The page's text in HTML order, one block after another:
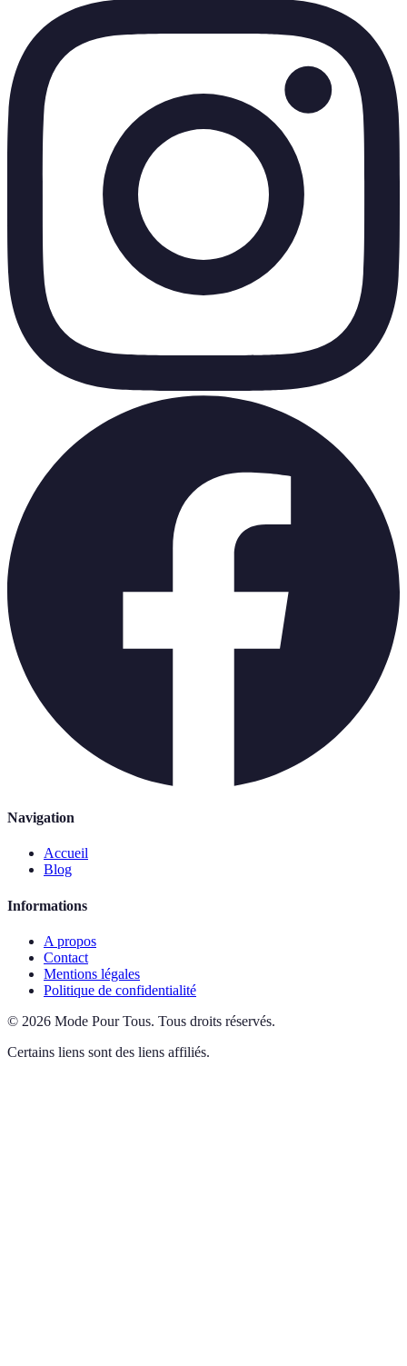
Navigation
Accueil
Blog
Informations
A propos
Contact
Mentions légales
Politique de confidentialité
© 2026 Mode Pour Tous. Tous droits réservés.
Certains liens sont des liens affiliés.